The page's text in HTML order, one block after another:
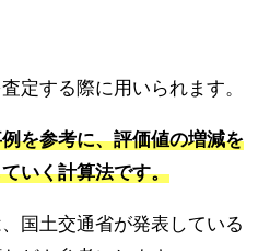
定する際に用いられます。
を参考に、評価値の増減を
いく計算法です。
国土交通省が発表している